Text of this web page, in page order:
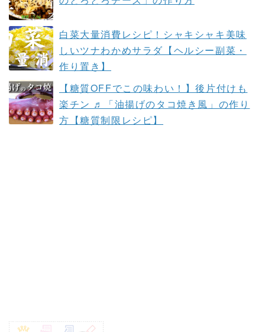
白菜大量消費レシピ！シャキシャキ美味
しいツナわかめサラダ【ヘルシー副菜・
作り置き】
【糖質OFFでこの味わい！】後片付けも
楽チン ♬「油揚げのタコ焼き風」の作り
方【糖質制限レシピ】